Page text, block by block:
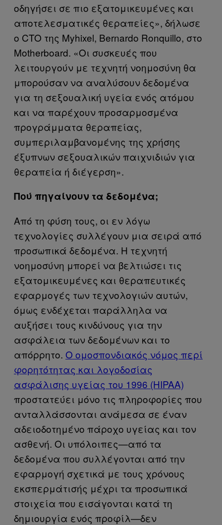
οδηγήσει σε πιο εξατομικευμένες και
αποτελεσματικές θεραπείες», δήλωσε
ο CTO της Myhixel, Bernardo Ronquillo, στο
Motherboard. «Οι συσκευές που
λειτουργούν με τεχνητή νοημοσύνη θα
μπορούσαν να αναλύσουν δεδομένα
για τη σεξουαλική υγεία ενός ατόμου
και να παρέχουν προσαρμοσμένα
προγράμματα θεραπείας,
συμπεριλαμβανομένης της χρήσης
έξυπνων σεξουαλικών παιχνιδιών για
θεραπεία ή διέγερση».
Πού πηγαίνουν τα δεδομένα;
Από τη φύση τους, οι εν λόγω
τεχνολογίες συλλέγουν μια σειρά από
προσωπικά δεδομένα. Η τεχνητή
νοημοσύνη μπορεί να βελτιώσει τις
εξατομικευμένες και θεραπευτικές
εφαρμογές των τεχνολογιών αυτών,
όμως ενδέχεται παράλληλα να
αυξήσει τους κινδύνους για την
ασφάλεια των δεδομένων και το
απόρρητο. Ο ομοσπονδιακός νόμος περί
φορητότητας και λογοδοσίας
ασφάλισης υγείας του 1996 (HIPAA)
προστατεύει μόνο τις πληροφορίες που
ανταλλάσσονται ανάμεσα σε έναν
αδειοδοτημένο πάροχο υγείας και τον
ασθενή. Οι υπόλοιπες—από τα
δεδομένα που συλλέγονται από την
εφαρμογή σχετικά με τους χρόνους
εκσπερμάτισής μέχρι τα προσωπικά
στοιχεία που εισάγονται κατά τη
δημιουργία ενός προφίλ—δεν